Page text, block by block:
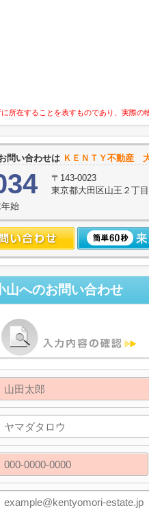
所在することを表すものであり、実際の
問い合わせは ＫＥＮＴＹ不動産
〒143-0023
東京都大田区山王２丁
始
山へのお問い合わせ